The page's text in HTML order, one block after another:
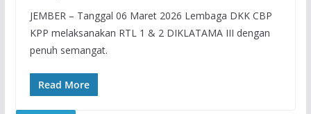
JEMBER – Tanggal 06 Maret 2026 Lembaga DKK CBP
KPP melaksanakan RTL 1 & 2 DIKLATAMA III dengan
penuh semangat.
Read More